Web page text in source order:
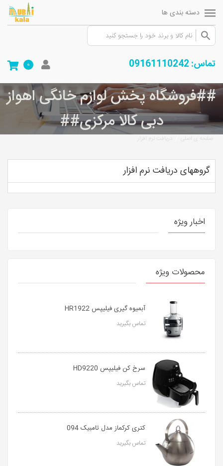
دسته بندی ها
تماس: 09161110242 0
##فروشگاه پخش لوازم خانگی اهواز
دبی کالا مرکزی##
صفحه ی اصلی دريافت نرم افزار
گروههای دريافت نرم افزار
اخبار ویژه
محصولات ویژه
آبمیوه گیری فیلیپس HR1922
تماس بگیرید
سرخ کن فیلیپس HD9220
تماس بگیرید
کتری کرکماز مدل تامبیک 094
تماس بگیرید